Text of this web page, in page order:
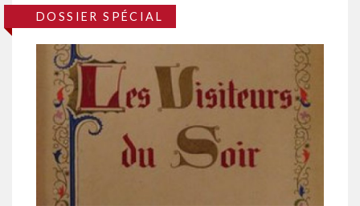
DOSSIER SPÉCIAL